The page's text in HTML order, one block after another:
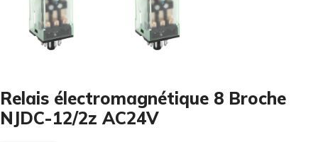
Relais électromagnétique 8 Broche
NJDC-12/2z AC24V